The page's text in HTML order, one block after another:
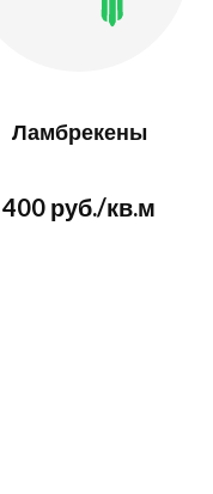
Ламбрекены
400 руб./кв.м